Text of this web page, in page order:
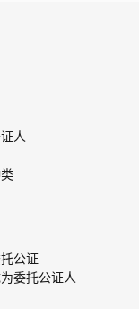
人
公证
委托公证人